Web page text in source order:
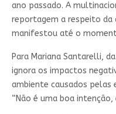
ano passado. A
reportagem a respeito da
manifestou até o
Para Mariana Santarelli,
ignora os impactos
ambiente causados pelas
“Não é uma boa